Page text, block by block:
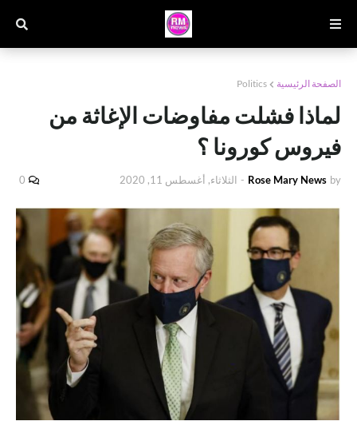
الصفحة الرئيسية Politics
لماذا فشلت مفاوضات الإغاثة من
فيروس كورونا ؟
by
Rose Mary News
- الثلاثاء, أغسطس 11, 2020 0